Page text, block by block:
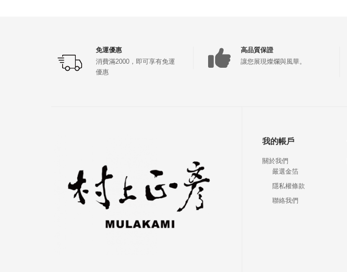
免運優惠
消費滿2000，即可享有免運
優惠
高品質保證
讓您展現燦爛與風華。
我的帳戶
關於我們
嚴選金箔
隱私權條款
聯絡我們